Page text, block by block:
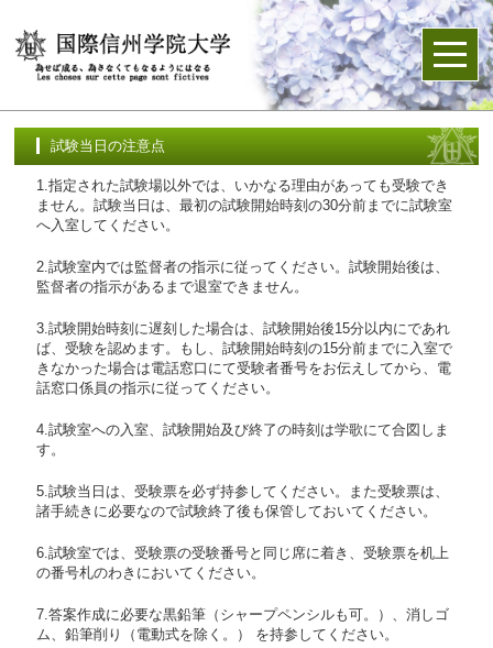
試験当日の注意点
1.指定された試験場以外では、いかなる理由があっても受験でき
ません。試験当日は、最初の試験開始時刻の30分前までに試験室
へ入室してください。
2.試験室内では監督者の指示に従ってください。試験開始後は、
監督者の指示があるまで退室できません。
3.試験開始時刻に遅刻した場合は、試験開始後15分以内にであれ
ば、受験を認めます。もし、試験開始時刻の15分前までに入室で
きなかった場合は電話窓口にて受験者番号をお伝えしてから、電
話窓口係員の指示に従ってください。
4.試験室への入室、試験開始及び終了の時刻は学歌にて合図しま
す。
5.試験当日は、受験票を必ず持参してください。また受験票は、
諸手続きに必要なので試験終了後も保管しておいてください。
6.試験室では、受験票の受験番号と同じ席に着き、受験票を机上
の番号札のわきにおいてください。
7.答案作成に必要な黒鉛筆（シャープペンシルも可。）、消しゴ
ム、鉛筆削り（電動式を除く。） を持参してください。